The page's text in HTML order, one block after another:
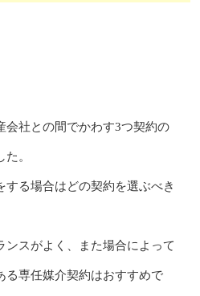
会社との間でかわす3つ契約の
。
する場合はどの契約を選ぶべき
ンスがよく、また場合によって
る専任媒介契約はおすすめで